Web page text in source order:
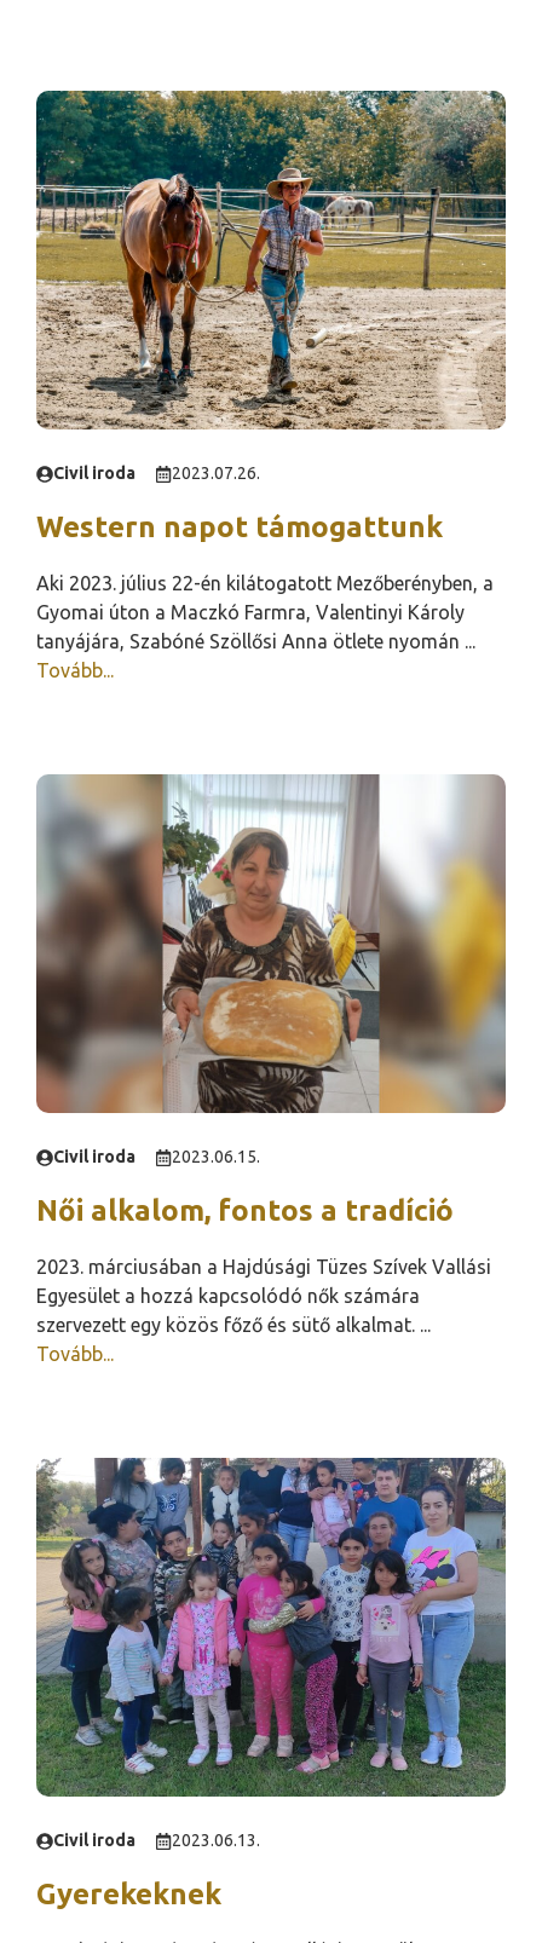
Civil iroda 2023.07.26.
Western napot támogattunk
Aki 2023. július 22-én kilátogatott Mezőberényben, a
Gyomai úton a Maczkó Farmra, Valentinyi Károly
tanyájára, Szabóné Szöllősi Anna ötlete nyomán ...
Tovább...
Civil iroda 2023.06.15.
Női alkalom, fontos a tradíció
2023. márciusában a Hajdúsági Tüzes Szívek Vallási
Egyesület a hozzá kapcsolódó nők számára
szervezett egy közös főző és sütő alkalmat. ...
Tovább...
Civil iroda 2023.06.13.
Gyerekeknek